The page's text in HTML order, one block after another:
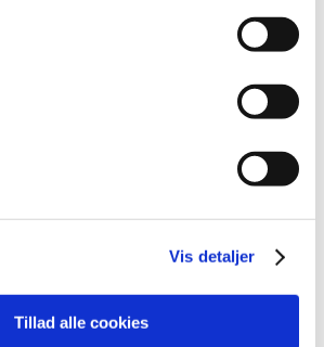
Vis detaljer
Tillad alle cookies